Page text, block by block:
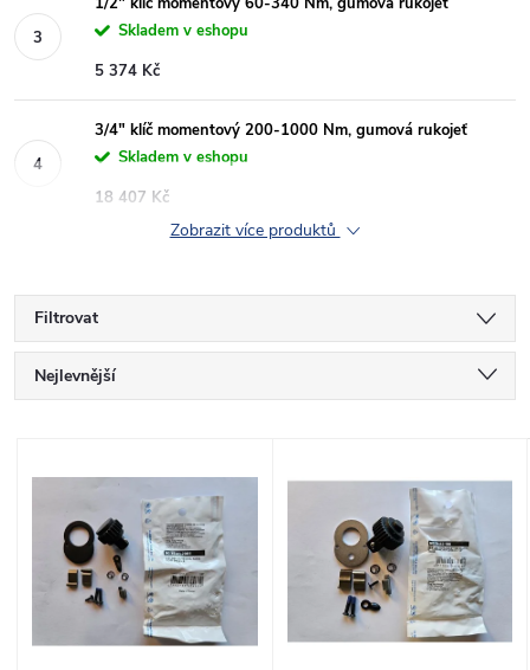
Skladem v eshopu
5 374 Kč
3/4" klíč momentový 200-1000 Nm, gumová rukojeť
Skladem v eshopu
18 407 Kč
Zobrazit více produktů
Filtrovat
Ř
z
Nejlevnější
Abecedně
V